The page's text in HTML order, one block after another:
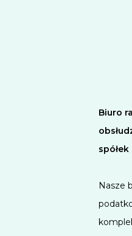
Biuro
Nasze